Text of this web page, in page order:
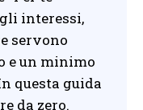
interessi,
servono
e un minimo
questa guida
da zero.